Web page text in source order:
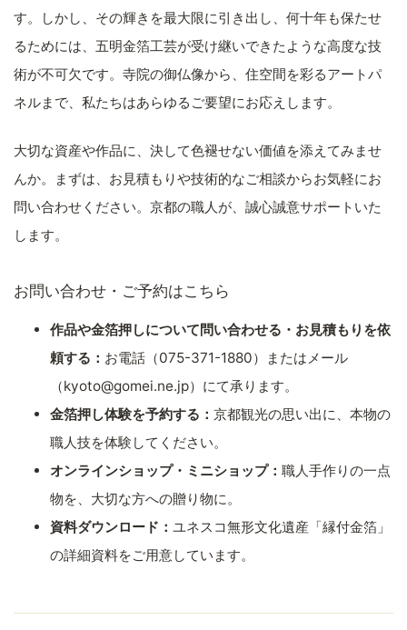
す。しかし、その輝きを最大限に引き出し、何十年も保たせ
るためには、五明金箔工芸が受け継いできたような高度な技
術が不可欠です。寺院の御仏像から、住空間を彩るアートパ
ネルまで、私たちはあらゆるご要望にお応えします。
大切な資産や作品に、決して色褪せない価値を添えてみませ
んか。まずは、お見積もりや技術的なご相談からお気軽にお
問い合わせください。京都の職人が、誠心誠意サポートいた
します。
お問い合わせ・ご予約はこちら
作品や金箔押しについて問い合わせる・お見積もりを依
頼する： お電話（075-371-1880）またはメール
（kyoto@gomei.ne.jp）にて承ります。
金箔押し体験を予約する： 京都観光の思い出に、本物の
職人技を体験してください。
オンラインショップ・ミニショップ： 職人手作りの一点
物を、大切な方への贈り物に。
資料ダウンロード： ユネスコ無形文化遺産「縁付金箔」
の詳細資料をご用意しています。